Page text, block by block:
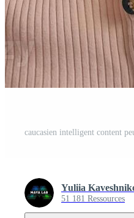
Yuliia
51 181 Ressources